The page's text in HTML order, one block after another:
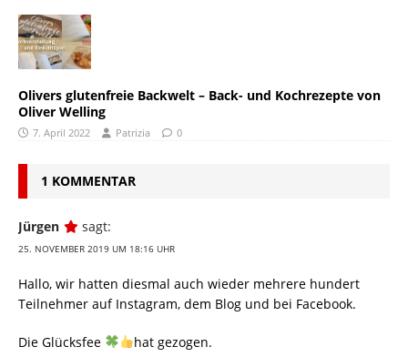
Olivers glutenfreie Backwelt – Back- und Kochrezepte von
Oliver Welling
7. April 2022 Patrizia 0
1 KOMMENTAR
Jürgen sagt:
25. NOVEMBER 2019 UM 18:16 UHR
Hallo, wir hatten diesmal auch wieder mehrere hundert
Teilnehmer auf Instagram, dem Blog und bei Facebook.
Die Glücksfee hat gezogen.